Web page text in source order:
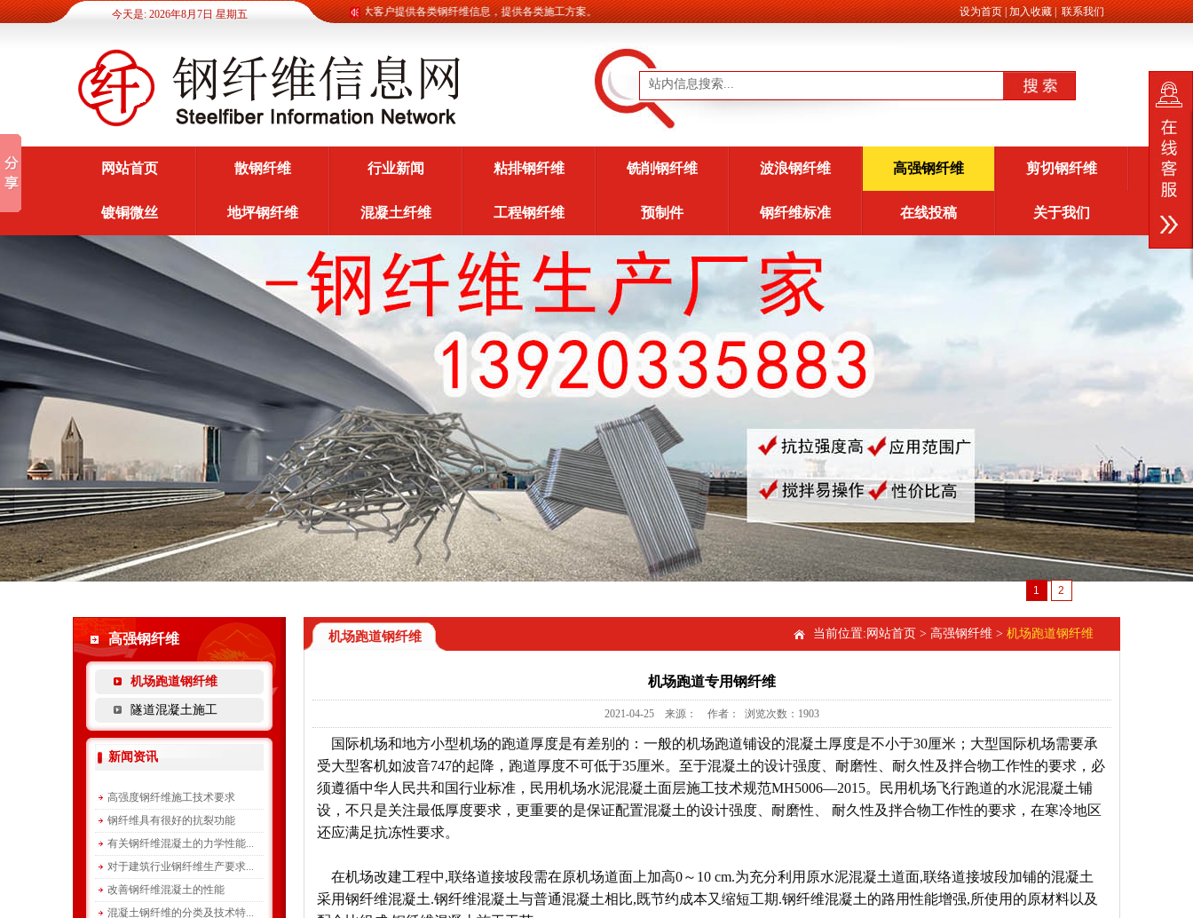
今天是: 2026年8月7日 星期五 设为首页|加入收藏|联系我们
钢纤维信息网为广大客户提供各类钢纤维信息，提供各类施工方案。
网站首页 散钢纤维 行业新闻 粘排钢纤维 铣削钢纤维 波浪钢纤维 高强钢纤维 剪切钢纤维
镀铜微丝 地坪钢纤维 混凝土纤维 工程钢纤维 预制件 钢纤维标准 在线投稿 关于我们
1 2
高强钢纤维
机场跑道钢纤维
隧道混凝土施工
新闻资讯
高强度钢纤维施工技术要求
钢纤维具有很好的抗裂功能
有关钢纤维混凝土的力学性能...
对于建筑行业钢纤维生产要求...
改善钢纤维混凝土的性能
混凝土钢纤维的分类及技术特...
机场跑道钢纤维 当前位置: 网站首页 > 高强钢纤维 > 机场跑道钢纤维
机场跑道专用钢纤维
2021-04-25 来源： 作者： 浏览次数：1903
国际机场和地方小型机场的跑道厚度是有差别的：一般的机场跑道铺设的混凝土厚度是不小于30厘米；大型国际机场需要承
受大型客机如波音747的起降，跑道厚度不可低于35厘米。至于混凝土的设计强度、耐磨性、耐久性及拌合物工作性的要求，必
须遵循中华人民共和国行业标准，民用机场水泥混凝土面层施工技术规范MH5006—2015。民用机场飞行跑道的水泥混凝土铺
设，不只是关注最低厚度要求，更重要的是保证配置混凝土的设计强度、耐磨性、 耐久性及拌合物工作性的要求，在寒冷地区
还应满足抗冻性要求。
在机场改建工程中,联络道接坡段需在原机场道面上加高0～10 cm.为充分利用原水泥混凝土道面,联络道接坡段加铺的混凝土
采用钢纤维混凝土.钢纤维混凝土与普通混凝土相比,既节约成本又缩短工期.钢纤维混凝土的路用性能增强,所使用的原材料以及